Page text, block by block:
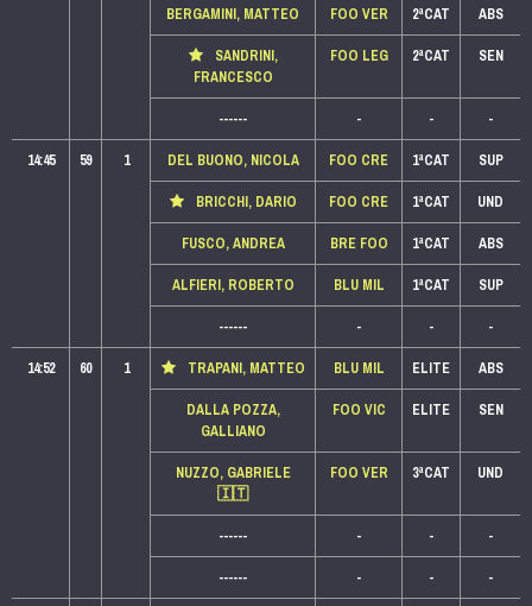
BERGAMINI, MATTEO
FOO VER 2ªCAT
ABS
SANDRINI,
FRANCESCO
FOO LEG 2ªCAT SEN
------ - -
-
14:45
59 1 DEL BUONO, NICOLA FOO CRE 1ªCAT
SUP
BRICCHI, DARIO
FOO CRE 1ªCAT
UND
FUSCO, ANDREA
BRE FOO 1ªCAT
ABS
ALFIERI, ROBERTO
BLU MIL 1ªCAT
SUP
------
- -
-
14:52
60 1 TRAPANI, MATTEO BLU MIL ELITE
ABS
DALLA POZZA,
GALLIANO
FOO VIC ELITE SEN
NUZZO, GABRIELE
🇮🇹
FOO VER 3ªCAT UND
------ - -
-
------
- - -